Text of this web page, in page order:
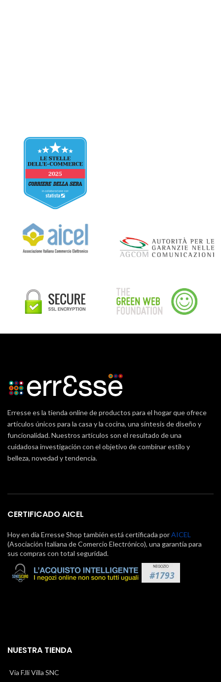
Erresse es la tienda online de productos para el hogar que ofrece
artículos únicos para la casa y la cocina, una síntesis de diseño y
funcionalidad. Nuestros artículos son el resultado de una
cuidadosa investigación con el objetivo de combinar estilo y
belleza, novedad y tendencia.
CERTIFICADO AICEL
Hoy en día Erresse Shop también está certificada porAICEL
(Asociación Italiana de Comercio Electrónico), una garantía para
sus compras con total seguridad.
NUESTRA TIENDA
Via F.lli Villa SNC